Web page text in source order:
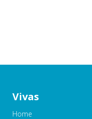
Vivas
Home